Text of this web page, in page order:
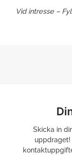
Vid intresse –
Skicka in
uppdraget!